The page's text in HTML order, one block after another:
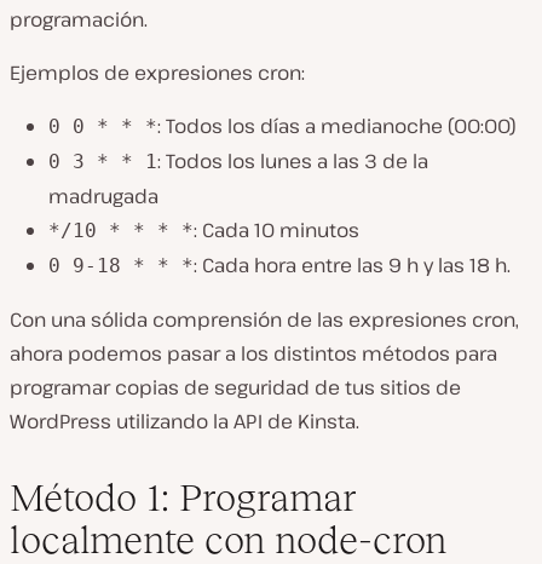
programación.
Ejemplos de expresiones cron:
0 0 * * *: Todos los días a medianoche (00:00)
0 3 * * 1: Todos los lunes a las 3 de la
madrugada
*/10 * * * *: Cada 10 minutos
0 9-18 * * *: Cada hora entre las 9 h y las 18 h.
Con una sólida comprensión de las expresiones cron,
ahora podemos pasar a los distintos métodos para
programar copias de seguridad de tus sitios de
WordPress utilizando la API de Kinsta.
Método 1: Programar
localmente con node-cron